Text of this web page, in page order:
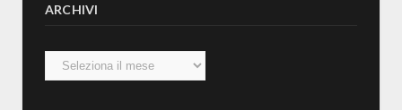
ARCHIVI
Archivi